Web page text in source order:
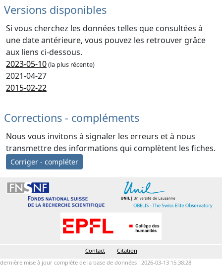
Versions disponibles
Si vous cherchez les données telles que consultées à
une date antérieure, vous pouvez les retrouver grâce
aux liens ci-dessous.
2023-05-10(la plus récente)
2021-04-27
2015-02-22
Corrections - compléments
Nous vous invitons à signaler les erreurs et à nous
transmettre des informations qui complètent les fiches.
Corriger - compléter
Contact
Citation
dernière mise à jour complète de la base de données : 2026-03-13 15:38:28